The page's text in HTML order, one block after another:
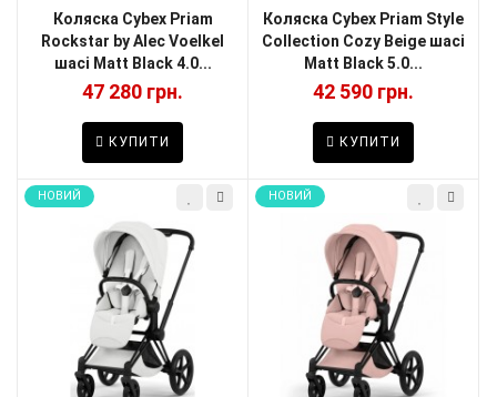
Коляска Cybex Priam
Rockstar by Alec Voelkel
шасі Matt Black 4.0...
47 280 грн.
КУПИТИ
Коляска Cybex Priam Style
Collection Cozy Beige шасі
Matt Black 5.0...
42 590 грн.
КУПИТИ
НОВИЙ НОВИЙ